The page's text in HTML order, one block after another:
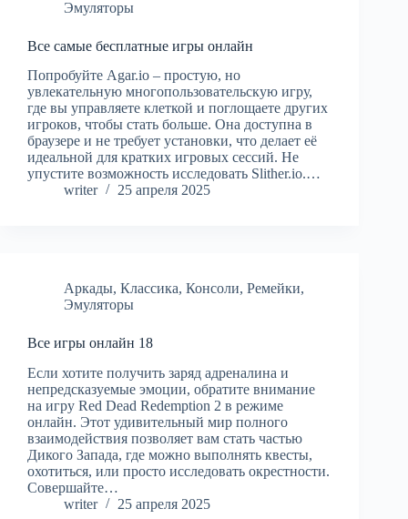
Эмуляторы
Все самые бесплатные игры онлайн
Попробуйте Agar.io – простую, но
увлекательную многопользовательскую игру,
где вы управляете клеткой и поглощаете других
игроков, чтобы стать больше. Она доступна в
браузере и не требует установки, что делает её
идеальной для кратких игровых сессий. Не
упустите возможность исследовать Slither.io.…
writer
25 апреля 2025
Аркады, Классика, Консоли, Ремейки,
Эмуляторы
Все игры онлайн 18
Если хотите получить заряд адреналина и
непредсказуемые эмоции, обратите внимание
на игру Red Dead Redemption 2 в режиме
онлайн. Этот удивительный мир полного
взаимодействия позволяет вам стать частью
Дикого Запада, где можно выполнять квесты,
охотиться, или просто исследовать окрестности.
Совершайте…
writer
25 апреля 2025